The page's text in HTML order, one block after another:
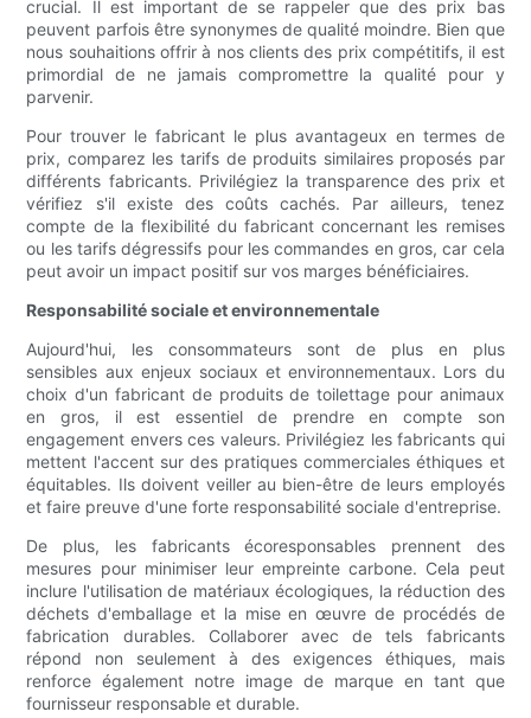
crucial. Il est important de se rappeler que des prix bas
peuvent parfois être synonymes de qualité moindre. Bien que
nous souhaitions offrir à nos clients des prix compétitifs, il est
primordial de ne jamais compromettre la qualité pour y
parvenir.
Pour trouver le fabricant le plus avantageux en termes de
prix, comparez les tarifs de produits similaires proposés par
différents fabricants. Privilégiez la transparence des prix et
vérifiez s'il existe des coûts cachés. Par ailleurs, tenez
compte de la flexibilité du fabricant concernant les remises
ou les tarifs dégressifs pour les commandes en gros, car cela
peut avoir un impact positif sur vos marges bénéficiaires.
Responsabilité sociale et environnementale
Aujourd'hui, les consommateurs sont de plus en plus
sensibles aux enjeux sociaux et environnementaux. Lors du
choix d'un fabricant de produits de toilettage pour animaux
en gros, il est essentiel de prendre en compte son
engagement envers ces valeurs. Privilégiez les fabricants qui
mettent l'accent sur des pratiques commerciales éthiques et
équitables. Ils doivent veiller au bien-être de leurs employés
et faire preuve d'une forte responsabilité sociale d'entreprise.
De plus, les fabricants écoresponsables prennent des
mesures pour minimiser leur empreinte carbone. Cela peut
inclure l'utilisation de matériaux écologiques, la réduction des
déchets d'emballage et la mise en œuvre de procédés de
fabrication durables. Collaborer avec de tels fabricants
répond non seulement à des exigences éthiques, mais
renforce également notre image de marque en tant que
fournisseur responsable et durable.